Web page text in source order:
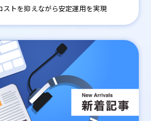
ストを抑えながら安定運用を実現